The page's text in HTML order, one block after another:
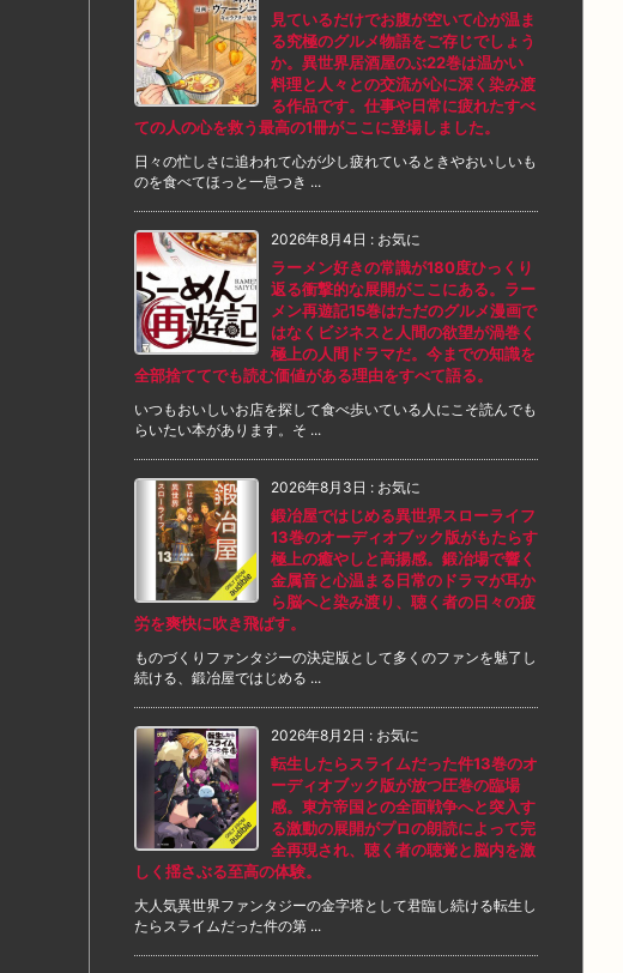
見ているだけでお腹が空いて心が温ま
る究極のグルメ物語をご存じでしょう
か。異世界居酒屋のぶ22巻は温かい
料理と人々との交流が心に深く染み渡
る作品です。仕事や日常に疲れたすべ
ての人の心を救う最高の1冊がここに登場しました。
日々の忙しさに追われて心が少し疲れているときやおいしいも
のを食べてほっと一息つき ...
2026年8月4日 : お気に
ラーメン好きの常識が180度ひっくり
返る衝撃的な展開がここにある。ラー
メン再遊記15巻はただのグルメ漫画で
はなくビジネスと人間の欲望が渦巻く
極上の人間ドラマだ。今までの知識を
全部捨ててでも読む価値がある理由をすべて語る。
いつもおいしいお店を探して食べ歩いている人にこそ読んでも
らいたい本があります。そ ...
2026年8月3日 : お気に
鍛冶屋ではじめる異世界スローライフ
13巻のオーディオブック版がもたらす
極上の癒やしと高揚感。鍛冶場で響く
金属音と心温まる日常のドラマが耳か
ら脳へと染み渡り、聴く者の日々の疲
労を爽快に吹き飛ばす。
ものづくりファンタジーの決定版として多くのファンを魅了し
続ける、鍛冶屋ではじめる ...
2026年8月2日 : お気に
転生したらスライムだった件13巻のオ
ーディオブック版が放つ圧巻の臨場
感。東方帝国との全面戦争へと突入す
る激動の展開がプロの朗読によって完
全再現され、聴く者の聴覚と脳内を激
しく揺さぶる至高の体験。
大人気異世界ファンタジーの金字塔として君臨し続ける転生し
たらスライムだった件の第 ...